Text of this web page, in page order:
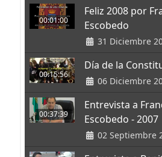
00:01:00
Feliz 2008 por
Escobedo
31 Diciembre
00:15:56
Día de la
06 Diciembre
00:37:39
Entrevista a
Escobedo - 2007
02 Septiembre